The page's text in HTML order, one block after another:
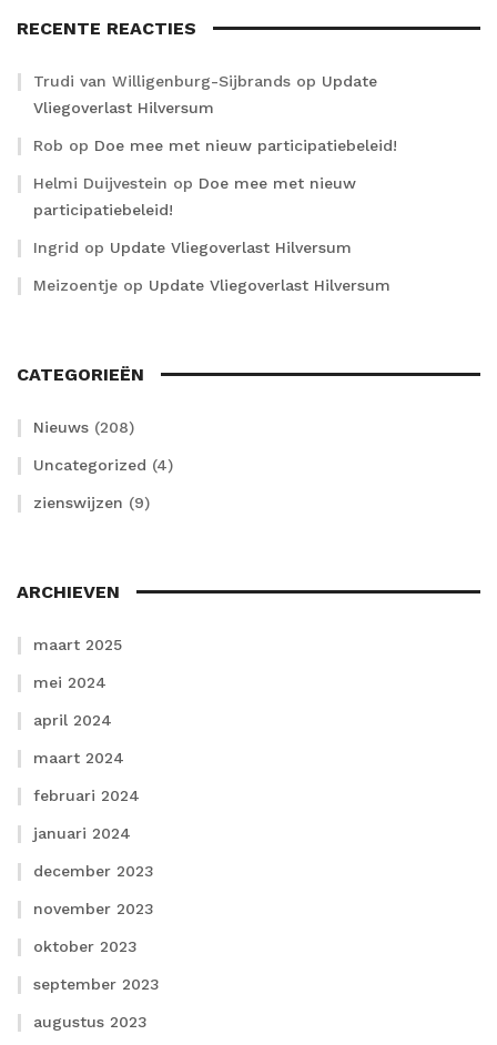
RECENTE REACTIES
Trudi van Willigenburg-Sijbrands op Update
Vliegoverlast Hilversum
Rob op Doe mee met nieuw participatiebeleid!
Helmi Duijvestein op Doe mee met nieuw
participatiebeleid!
Ingrid op Update Vliegoverlast Hilversum
Meizoentje op Update Vliegoverlast Hilversum
CATEGORIEËN
Nieuws (208)
Uncategorized (4)
zienswijzen (9)
ARCHIEVEN
maart 2025
mei 2024
april 2024
maart 2024
februari 2024
januari 2024
december 2023
november 2023
oktober 2023
september 2023
augustus 2023